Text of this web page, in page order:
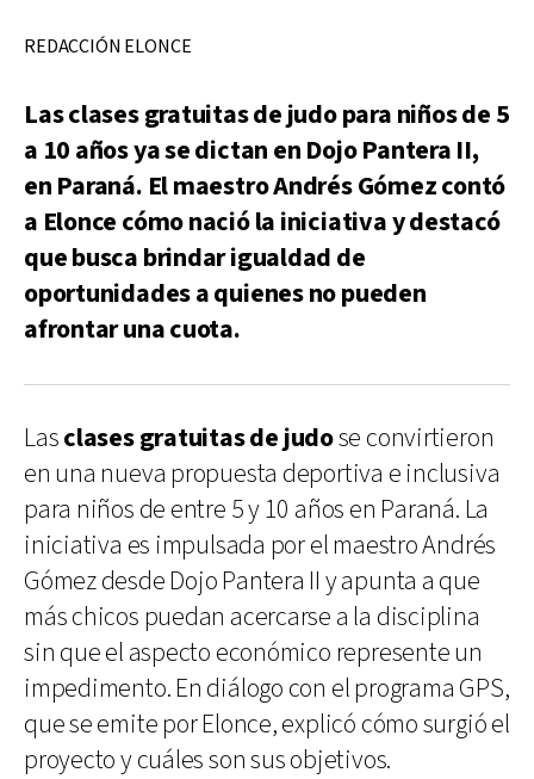
REDACCIÓN ELONCE
Las clases gratuitas de judo para niños de 5
a 10 años ya se dictan en Dojo Pantera II,
en Paraná. El maestro Andrés Gómez contó
a Elonce cómo nació la iniciativa y destacó
que busca brindar igualdad de
oportunidades a quienes no pueden
afrontar una cuota.
Lasclases gratuitas de judose convirtieron
en una nueva propuesta deportiva e inclusiva
para niños de entre 5 y 10 años en Paraná. La
iniciativa es impulsada por el maestro Andrés
Gómez desde Dojo Pantera II y apunta a que
más chicos puedan acercarse a la disciplina
sin que el aspecto económico represente un
impedimento. En diálogo con el programa GPS,
que se emite por Elonce, explicó cómo surgió el
proyecto y cuáles son sus objetivos.